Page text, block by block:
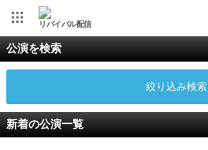
リバイバル配信
公演を検索
絞り込み検索
新着の公演一覧